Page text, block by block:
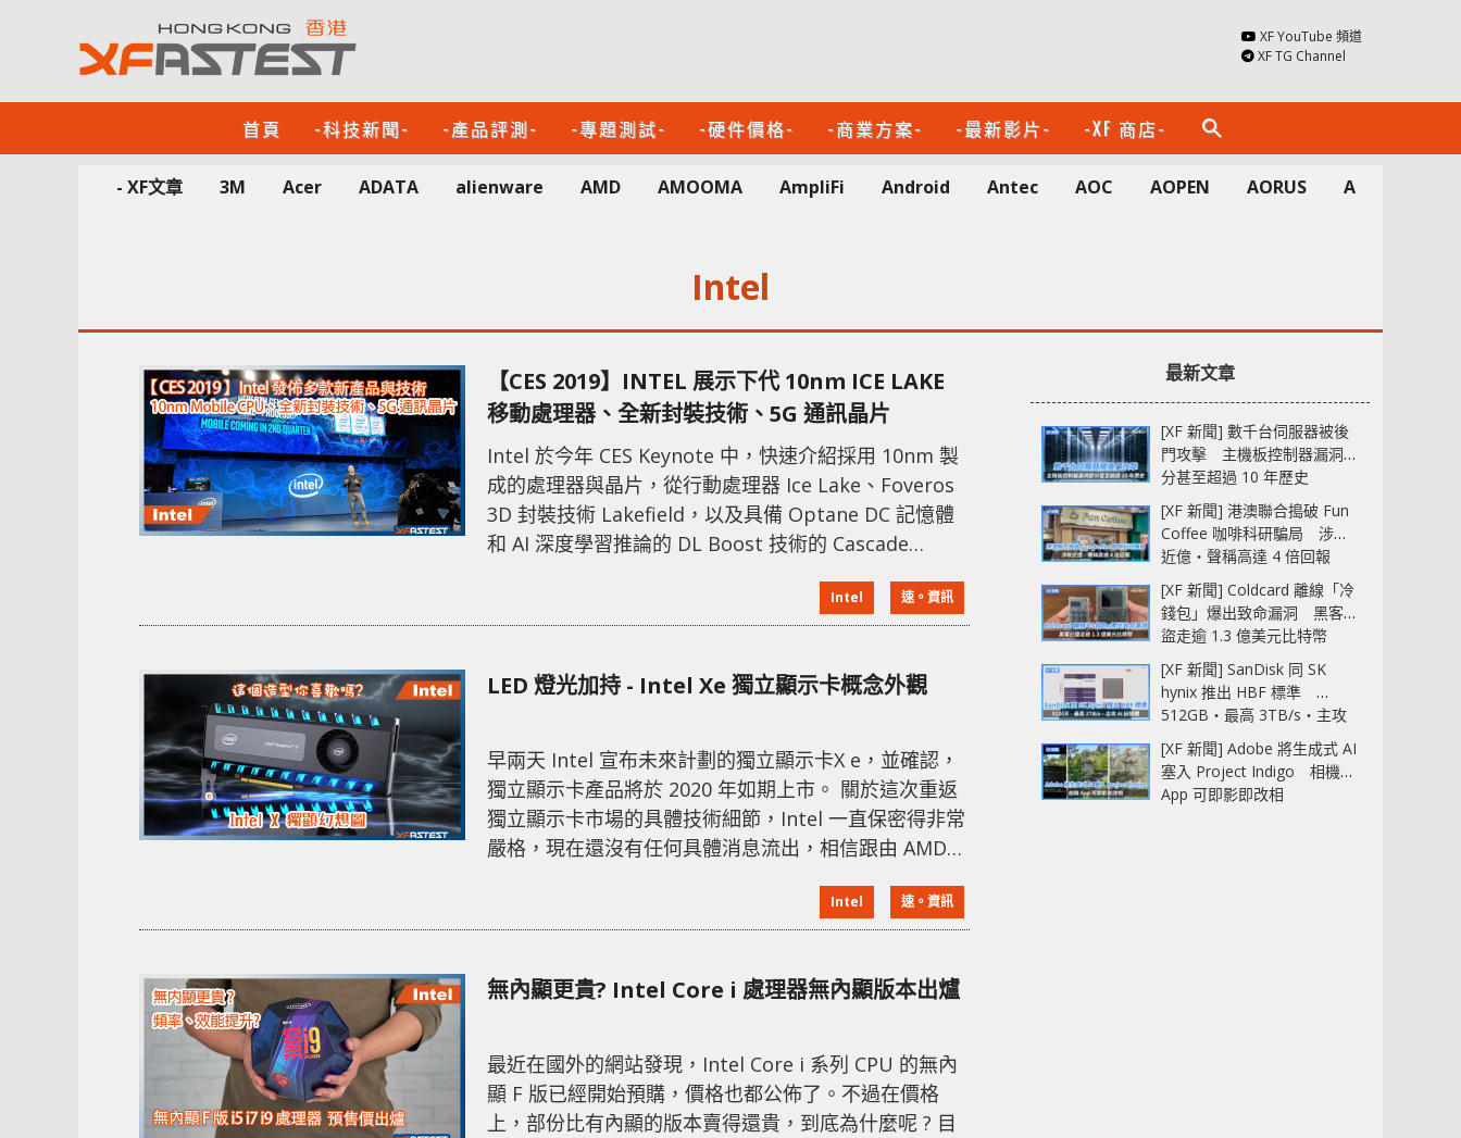
XF YouTube 頻道
XF TG Channel
首頁 -科技新聞- -產品評測- -專題測試- -硬件價格- -商業方案- -最新影片- -XF 商店- search
- XF文章 3M Acer ADATA alienware AMD AMOOMA AmpliFi Android Antec AOC AOPEN AORUS Apacer
Intel
【CES 2019】INTEL 展示下代 10nm ICE LAKE
移動處理器、全新封裝技術、5G 通訊晶片
Intel 於今年 CES Keynote 中，快速介紹採用 10nm 製
成的處理器與晶片，從行動處理器 Ice Lake、Foveros
3D 封裝技術 Lakefield，以及具備 Optane DC 記憶體
和 AI 深度學習推論的 DL Boost 技術的 Cascade
者：「Intel 有著次世代運算新科技與 10nm 製程，可滿
足家用與企業等未來運算之技術。」。 ↑ Intel 第 9 代處
Intel 速。資訊
LED 燈光加持 - Intel Xe 獨立顯示卡概念外觀
早兩天 Intel 宣布未來計劃的獨立顯示卡X e，並確認，
獨立顯示卡產品將於 2020 年如期上市。 關於這次重返
獨立顯示卡市場的具體技術細節，Intel 一直保密得非常
嚴格，現在還沒有任何具體消息流出，相信跟由 AMD
定位高性能運算、AI、深度學習等專業領域，同時也會
有遊戲卡。 3D 圖像設計師 Cristiano Siqueira 就為
組概念圖
Intel 速。資訊
無內顯更貴? Intel Core i 處理器無內顯版本出爐
最近在國外的網站發現，Intel Core i 系列 CPU 的無內
顯 F 版已經開始預購，價格也都公佈了。不過在價格
上，部份比有內顯的版本賣得還貴，到底為什麼呢 ? 目
最新文章
[XF 新聞] 數千台伺服器被後
門攻擊 主機板控制器漏洞部
分甚至超過 10 年歷史
[XF 新聞] 港澳聯合搗破 Fun
Coffee 咖啡科研騙局 涉款
近億‧聲稱高達 4 倍回報
[XF 新聞] Coldcard 離線「冷
錢包」爆出致命漏洞 黑客已
盜走逾 1.3 億美元比特幣
[XF 新聞] SanDisk 同 SK
hynix 推出 HBF 標準
512GB‧最高 3TB/s‧主攻
AI 記憶體
[XF 新聞] Adobe 將生成式 AI
塞入 Project Indigo 相機
App 可即影即改相